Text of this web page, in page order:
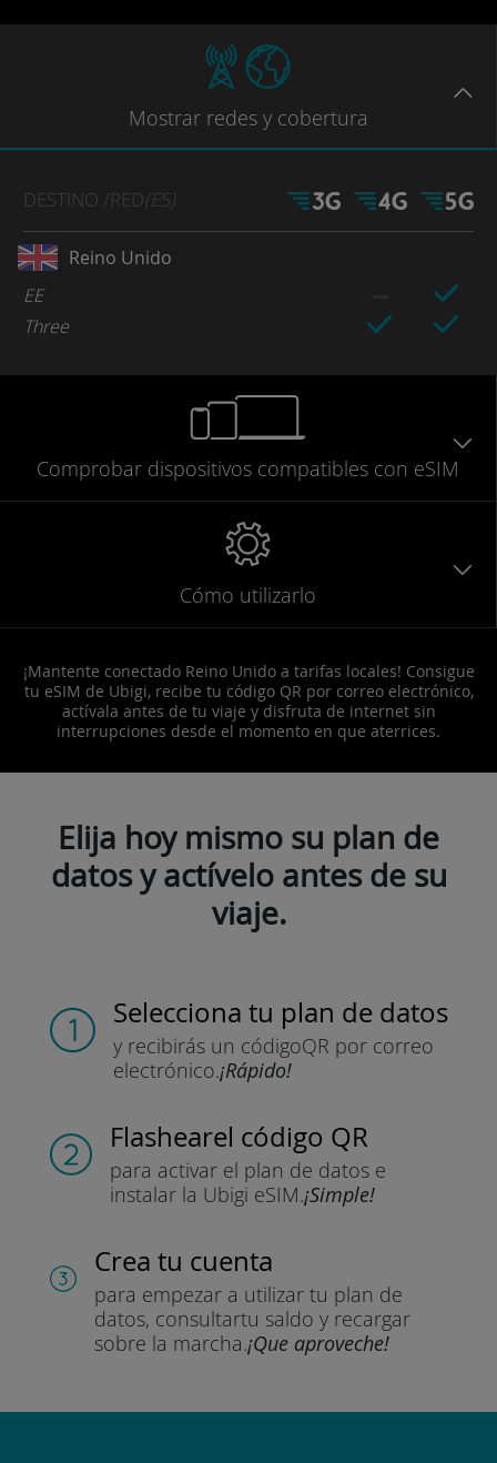
Mostrar redes y cobertura
DESTINO /RED(ES)
Reino Unido
EE
Three
Comprobar dispositivos compatibles con eSIM
Cómo utilizarlo
¡Mantente conectado Reino Unido a tarifas locales! Consigue
tu eSIM de Ubigi, recibe tu código QR por correo electrónico,
actívala antes de tu viaje y disfruta de internet sin
interrupciones desde el momento en que aterrices.
Elija hoy mismo su plan de
datos y actívelo antes de su
viaje.
Selecciona tu plan de datos
y recibirás un códigoQR por correo
electrónico.¡Rápido!
Flashearel código QR
para activar el plan de datos e
instalar la Ubigi eSIM.¡Simple!
Crea tu cuenta
para empezar a utilizar tu plan de
datos, consultartu saldo y recargar
sobre la marcha.¡Que aproveche!